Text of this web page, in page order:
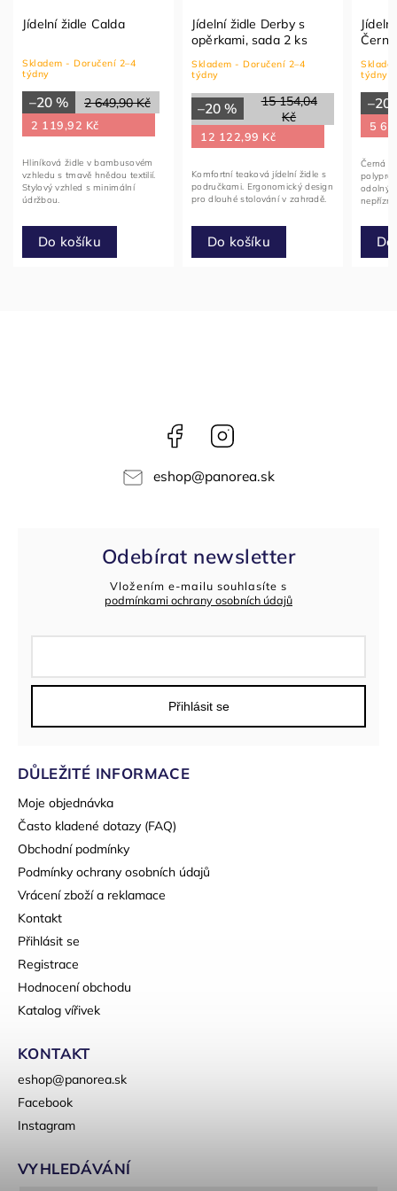
Jídelní židle Calda
Skladem - Doručení 2–4
týdny
2 649,90 Kč
–20 %
2 119,92 Kč
Do košíku
Hliníková židle v bambusovém
vzhledu s tmavě hnědou textilií.
Stylový vzhled s minimální
údržbou.
Jídelní židle Derby s
opěrkami, sada 2 ks
Skladem - Doručení 2–4
týdny
15 154,04
Kč
–20 %
12 122,99 Kč
Do košíku
Komfortní teaková jídelní židle s
područkami. Ergonomický design
pro dlouhé stolování v zahradě.
týdny
–20
5
Černá
odolný
Facebook
eshop@panorea.sk
Odebírat newsletter
Vložením e-mailu souhlasíte s
podmínkami ochrany osobních údajů
Přihlásit se
DŮLEŽITÉ INFORMACE
Moje objednávka
Často kladené dotazy (FAQ)
Obchodní podmínky
Podmínky ochrany osobních údajů
Vrácení zboží a reklamace
Kontakt
Přihlásit se
Registrace
Hodnocení obchodu
Katalog vířivek
KONTAKT
eshop@panorea.sk
Facebook
Instagram
VYHLEDÁVÁNÍ